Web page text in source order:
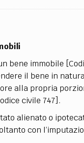
bene immobile
il bene in
alla propria
civile 747].
alienato o
con